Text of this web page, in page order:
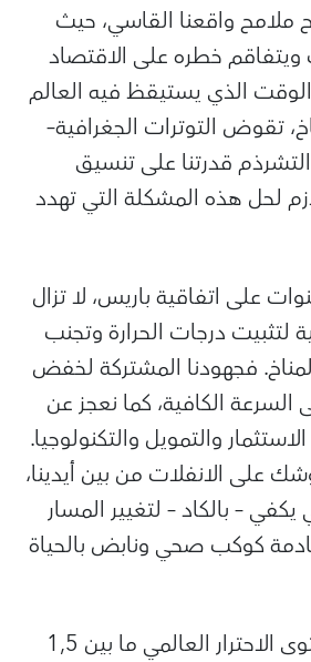
ملامح واقعنا القاسي، حيث
ويتفاقم خطره على الاقتصاد
الذي يستيقظ فيه العالم
تقوض التوترات الجغرافية–
قدرتنا على تنسيق
لحل هذه المشكلة التي تهدد
على اتفاقية باريس، لا تزال
لتثبيت درجات الحرارة وتجنب
المناخ. فجهودنا المشتركة لخفض
السرعة الكافية، كما نعجز عن
والتمويل والتكنولوجيا.
على الانفلات من بين أيدينا،
– بالكاد – لتغيير المسار
كوكب صحي ونابض بالحياة
ويتطلب حصر مستوى الاحترار العالمي ما بين 1,5